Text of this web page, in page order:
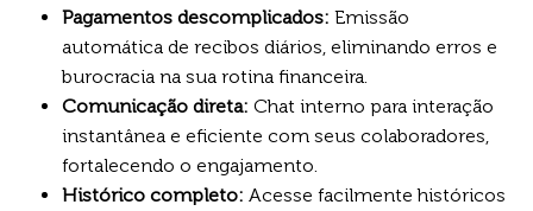
Pagamentos descomplicados: Emissão
automática de recibos diários, eliminando erros e
burocracia na sua rotina financeira.
Comunicação direta: Chat interno para interação
instantânea e eficiente com seus colaboradores,
fortalecendo o engajamento.
Histórico completo: Acesse facilmente históricos